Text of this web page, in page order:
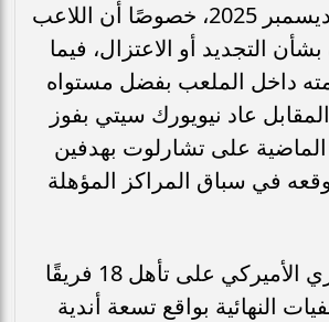
نهاية عقده في ديسمبر 2025، خصوصًا أن اللاعب
التجديد أو الاعتزال، فيما
داخل الملعب بفضل مستواه
عاد نيويورك سيتي بفوز
على تشارلوت بهدفين
في سباق المراكز المؤهلة
ينص نظام الدوري الأميركي على تأهل 18 فريقًا
النهائية بواقع تسعة أندية